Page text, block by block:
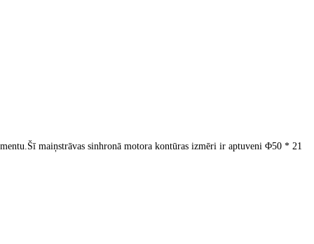
maiņstrāvas sinhronā motora kontūras izmēri ir aptuveni Φ50 * 21